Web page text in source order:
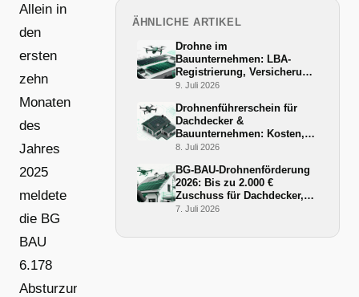
Allein in
den
ersten
zehn
Monaten
des
Jahres
2025
meldete
die BG
BAU
6.178
Absturzunfälle
ÄHNLICHE ARTIKEL
Drohne im
Bauunternehmen: LBA-
Registrierung, Versicherung
und BG-BAU-Förderung
9. Juli 2026
Drohnenführerschein für
Dachdecker &
Bauunternehmen: Kosten,
Ablauf und BG-BAU-
8. Juli 2026
BG-BAU-Drohnenförderung
2026: Bis zu 2.000 €
Zuschuss für Dachdecker,
Zimmerer und Gerüstbauer
7. Juli 2026